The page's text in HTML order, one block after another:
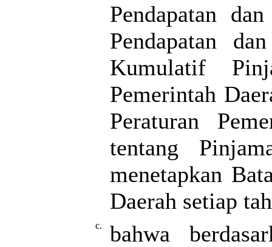
Pendapatan
Pendapatan
Kumulatif
Pemerintah
Peraturan
tentang
menetapkan
Daerah setiap
c.
bahwa